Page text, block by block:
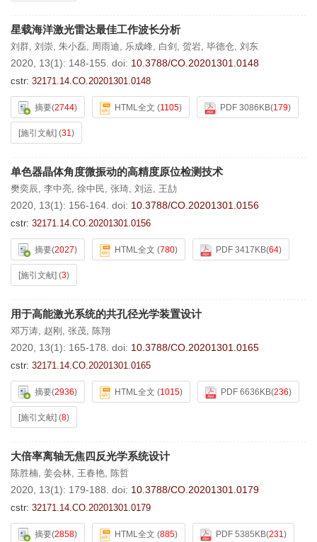
星载海洋激光雷达最佳工作波长分析
刘群, 刘崇, 朱小磊, 周雨迪, 乐成峰, 白剑 , 贺岩, 毕德仓, 刘东
2020, 13(1): 148-155. doi: 10.3788/CO.20201301.0148
cstr: 32171.14.CO.20201301.0148
摘要(2744) HTML全文 (1105) PDF 3086KB(179)
[施引文献] (31)
单色器晶体角度微振动的高精度原位检测技术
樊奕辰, 李中亮, 徐中民, 张琦, 刘运, 王劼
2020, 13(1): 156-164. doi: 10.3788/CO.20201301.0156
cstr: 32171.14.CO.20201301.0156
摘要(2027) HTML全文 (780) PDF 3417KB(64)
[施引文献] (3)
用于高能激光系统的共孔径光学装置设计
邓万涛, 赵刚 , 张茂, 陈翔
2020, 13(1): 165-178. doi: 10.3788/CO.20201301.0165
cstr: 32171.14.CO.20201301.0165
摘要(2936) HTML全文 (1015) PDF 6636KB(236)
[施引文献] (8)
大倍率离轴无焦四反光学系统设计
陈胜楠, 姜会林, 王春艳, 陈哲
2020, 13(1): 179-188. doi: 10.3788/CO.20201301.0179
cstr: 32171.14.CO.20201301.0179
摘要(2858) HTML全文 (885) PDF 5385KB(231)